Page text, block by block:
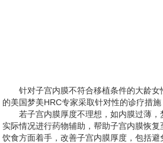
针对子宫内膜不符合移植条件的大龄
的美国梦美HRC专家采取针对性的诊疗措施
若子宫内膜厚度不理想，如内膜过薄
实际情况进行药物辅助，帮助子宫内膜恢
饮食方面着手，改善子宫内膜厚度，包括